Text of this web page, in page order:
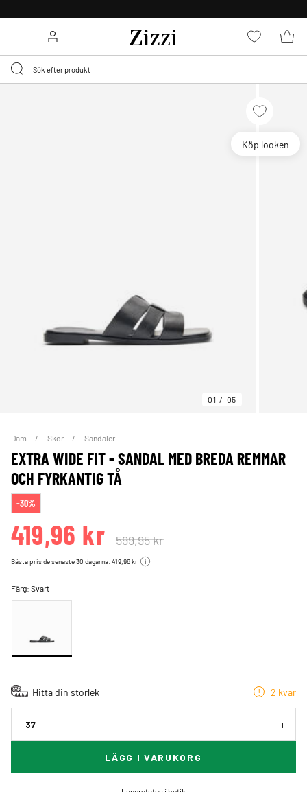
Menu
Köp looken
01 05
Dam Skor Sandaler
EXTRA WIDE FIT - SANDAL MED BREDA REMMAR
OCH FYRKANTIG TÅ
-30%
419,96 kr 599,95 kr
Bästa pris de senaste 30 dagarna: 419,96 kr
Färg:Svart
Hitta din storlek 2 kvar
37
LÄGG I VARUKORG